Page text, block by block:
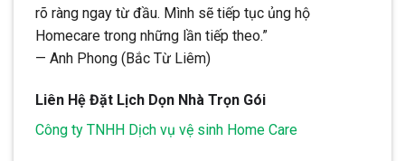
rõ ràng ngay từ đầu. Mình sẽ tiếp tục ủng hộ
Homecare trong những lần tiếp theo.”
— Anh Phong (Bắc Từ Liêm)
Liên Hệ Đặt Lịch Dọn Nhà Trọn Gói
Công ty TNHH Dịch vụ vệ sinh Home Care